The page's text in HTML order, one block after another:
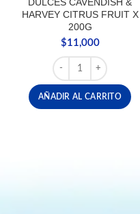
DULCES CAVENDISH &
HARVEY CITRUS FRUIT X
200G
$11,000
DULCES
AÑADIR AL CARRITO